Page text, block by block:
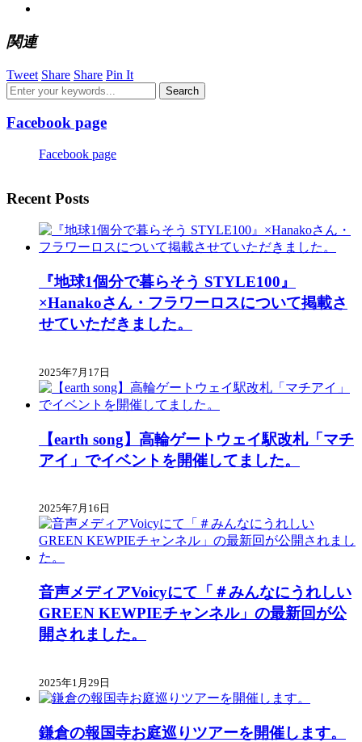
関連
Tweet Share Share Pin It
Facebook page
Facebook page
Recent Posts
『地球1個分で暮らそう STYLE100』
×Hanakoさん・フラワーロスについて掲載さ
せていただきました。
2025年7月17日
【earth song】高輪ゲートウェイ駅改札「マチ
アイ」でイベントを開催してました。
2025年7月16日
音声メディアVoicyにて「＃みんなにうれしい
GREEN KEWPIEチャンネル」の最新回が公
開されました。
2025年1月29日
鎌倉の報国寺お庭巡りツアーを開催します。